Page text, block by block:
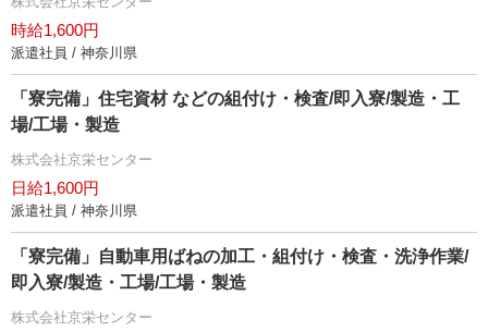
時給1,600円
派遣社員 / 神奈川県
「寮完備」住宅資材 などの組付け・検査/即入寮/製造・工
場/工場・製造
株式会社京栄センター
日給1,600円
派遣社員 / 神奈川県
「寮完備」自動車用ばねの加工・組付け・検査・洗浄作業/
即入寮/製造・工場/工場・製造
株式会社京栄センター